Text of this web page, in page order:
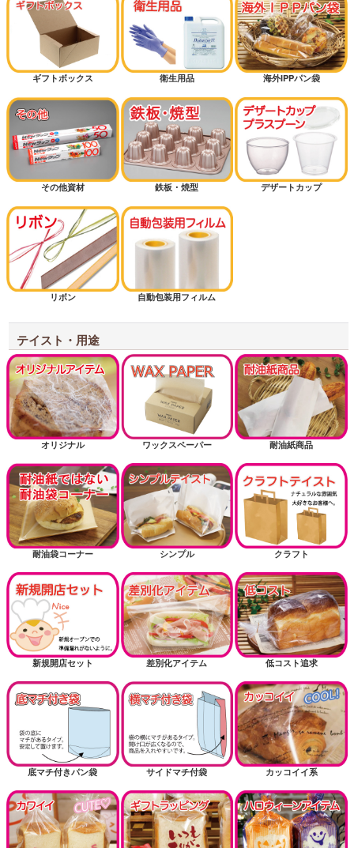
ギフトボックス 衛生用品 海外IPPパン袋
その他資材 鉄板・焼型 デザートカップ
リボン 自動包装用フィルム
テイスト・用途
オリジナル ワックスペーパー 耐油紙商品
耐油袋コーナー シンプル クラフト
新規開店セット 差別化アイテム 低コスト追求
底マチ付きパン袋 サイドマチ付袋 カッコイイ系